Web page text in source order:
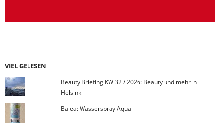
VIEL GELESEN
Beauty Briefing KW 32 / 2026: Beauty und mehr in
Helsinki
Balea: Wasserspray Aqua